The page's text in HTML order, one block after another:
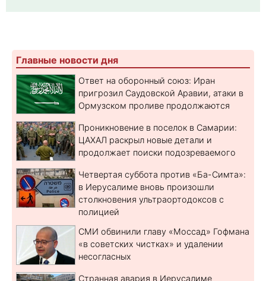
Главные новости дня
Ответ на оборонный союз: Иран
пригрозил Саудовской Аравии, атаки в
Ормузском проливе продолжаются
Проникновение в поселок в Самарии:
ЦАХАЛ раскрыл новые детали и
продолжает поиски подозреваемого
Четвертая суббота против «Ба-Симта»:
в Иерусалиме вновь произошли
столкновения ультраортодоксов с
полицией
СМИ обвинили главу «Моссад» Гофмана
«в советских чистках» и удалении
несогласных
Странная авария в Иерусалиме